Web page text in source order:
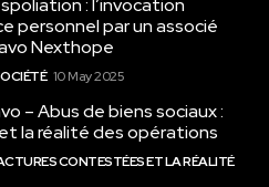
: l’invocation
personnel par un associé
Nexthope
10 May 2025
– Abus de biens sociaux :
la réalité des opérations
CONTESTÉES ET LA RÉALITÉ